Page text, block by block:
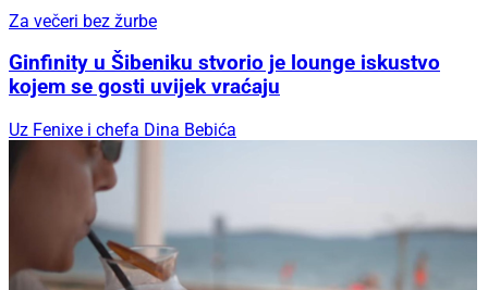
Za večeri bez žurbe
Ginfinity u Šibeniku stvorio je lounge iskustvo
kojem se gosti uvijek vraćaju
Uz Fenixe i chefa Dina Bebića